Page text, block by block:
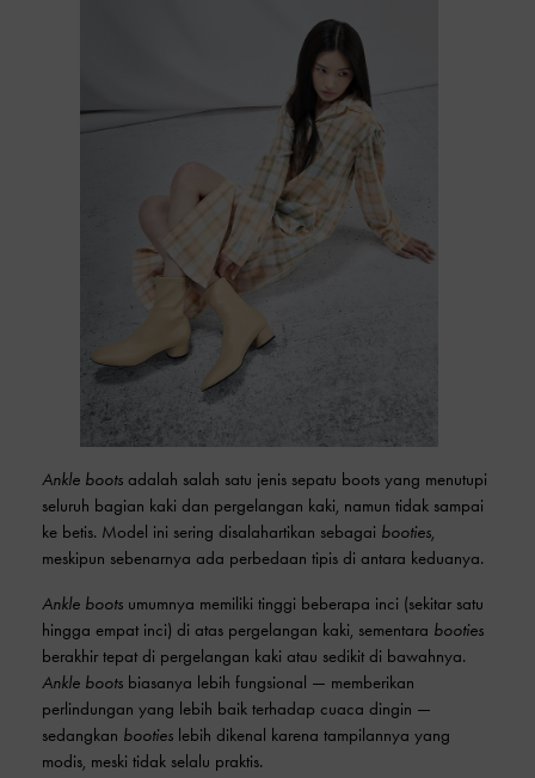
Ankle boots adalah salah satu jenis sepatu boots yang menutupi
seluruh bagian kaki dan pergelangan kaki, namun tidak sampai
ke betis. Model ini sering disalahartikan sebagai booties,
meskipun sebenarnya ada perbedaan tipis di antara keduanya.
Ankle boots umumnya memiliki tinggi beberapa inci (sekitar satu
hingga empat inci) di atas pergelangan kaki, sementara booties
berakhir tepat di pergelangan kaki atau sedikit di bawahnya.
Ankle boots biasanya lebih fungsional — memberikan
perlindungan yang lebih baik terhadap cuaca dingin —
sedangkan booties lebih dikenal karena tampilannya yang
modis, meski tidak selalu praktis.